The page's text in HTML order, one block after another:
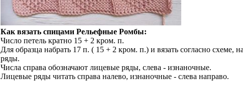
Как вязать спицами Рельефные Ромбы:
Число петель кратно 15 + 2 кром. п.
Для образца набрать 17 п. ( 15 + 2 кром. п.) и вязать согласно
ряды.
Числа справа обозначают лицевые ряды, слева - изнаночные.
Лицевые ряды читать справа налево, изнаночные - слева направо.